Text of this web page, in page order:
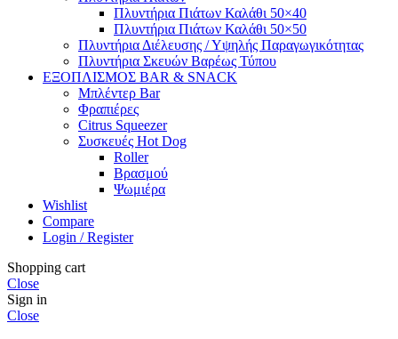
Πλυντήρια Πιάτων Καλάθι 50×40
Πλυντήρια Πιάτων Καλάθι 50×50
Πλυντήρια Διέλευσης / Υψηλής Παραγωγικότητας
Πλυντήρια Σκευών Βαρέως Τύπου
ΕΞΟΠΛΙΣΜΟΣ BAR & SNACK
Μπλέντερ Bar
Φραπιέρες
Citrus Squeezer
Συσκευές Hot Dog
Roller
Βρασμού
Ψωμιέρα
Wishlist
Compare
Login / Register
Shopping cart
Close
Sign in
Close